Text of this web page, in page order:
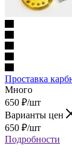
Проставка
Много
650 ₽/шт
Варианты цен
650 ₽/шт
Подробности